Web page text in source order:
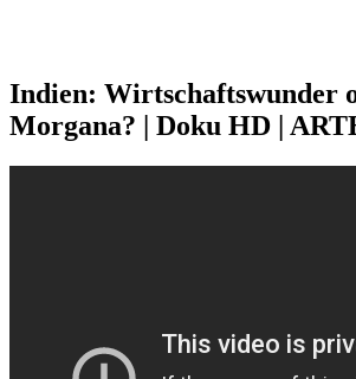
Indien: Wirtschaftswunder
Morgana? | Doku HD |